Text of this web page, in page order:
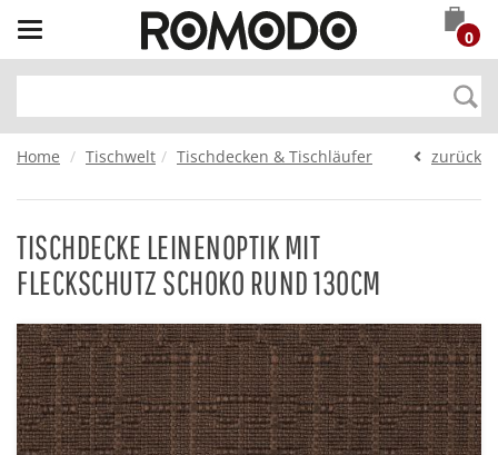
Toggle
navigation
0
Home Tischwelt Tischdecken & Tischläufer zurück
TISCHDECKE LEINENOPTIK MIT
FLECKSCHUTZ SCHOKO RUND 130CM